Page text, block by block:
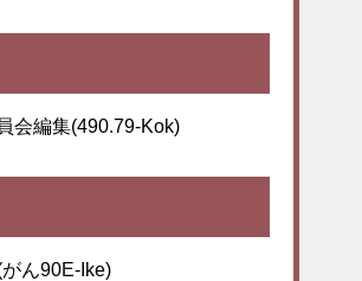
会編集(490.79-Kok)
ん90E-Ike)